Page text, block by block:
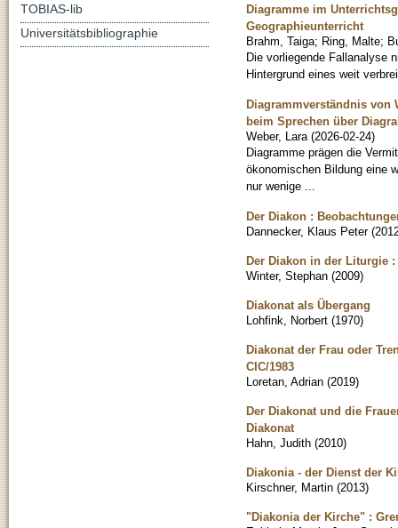
Diagramme im
Geographieunterricht
Brahm, Taiga; Ring, Malte;
Die vorliegende Fallanalyse
Hintergrund eines weit
Diagrammverständnis von
beim Sprechen über
Weber, Lara (2026-02-24)
Diagramme prägen die
ökonomischen Bildung eine
nur wenige ...
Der Diakon :
Dannecker, Klaus Peter (
Der Diakon in der Liturgie
Winter, Stephan (2009)
Diakonat als Übergang
Lohfink, Norbert (1970)
Diakonat der Frau oder
CIC/1983
Loretan, Adrian (2019)
Der Diakonat und die
Diakonat
Hahn, Judith (2010)
Diakonia - der Dienst der
Kirschner, Martin (2013)
"Diakonia der Kirche" :
TOBIAS-lib
Universitätsbibliographie